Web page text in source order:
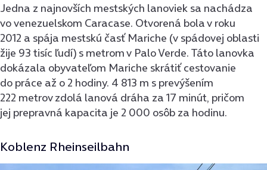
Jedna z najnovších mestských lanoviek sa nachádza
vo venezuelskom Caracase. Otvorená bola v roku
2012 a spája mestskú časť Mariche (v spádovej oblasti
žije 93 tisíc ľudí) s metrom v Palo Verde. Táto lanovka
dokázala obyvateľom Mariche skrátiť cestovanie
do práce až o 2 hodiny. 4 813 m s prevýšením
222 metrov zdolá lanová dráha za 17 minút, pričom
jej prepravná kapacita je 2 000 osôb za hodinu.
Koblenz Rheinseilbahn